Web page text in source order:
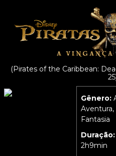
(Pirates of the Caribbean:
Gênero:
Aventura,
Fantasia
Duração:
2h9min